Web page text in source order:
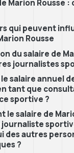
Marion Rousse
qui peuvent
Rousse
du salaire de
journalistes
salaire annuel
tant que
sportive ?
le salaire de
des autres
?